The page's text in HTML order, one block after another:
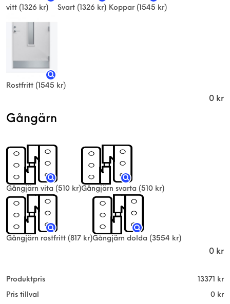
vitt (1326 kr) Svart (1326 kr) Koppar(1545 kr)
Rostfritt (1545 kr)
0 kr
Gångärn
Gångjärn vita (510 kr)Gångjärn svarta (510 kr)
Gångjärn rostfritt (817 kr)Gångjärn dolda (3554 kr)
0 kr
Produktpris 13371 kr
Pris tillval
0 kr